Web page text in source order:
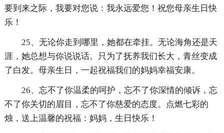
要到来之际，我要对您说：我永远爱您！祝您母亲生日快
乐！
25、无论你走到哪里，她都在牵挂。无论海角还是天
涯，她总想与你说说话。只为了抚养我们长大，青丝变成
了白发。母亲生日，一起祝福我们的妈妈幸福安康。
26、忘不了你温柔的呵护，忘不了你深情的倾诉，忘
不了你关切的眉目，忘不了你慈爱的态度。点燃七彩的
烛，送上温馨的祝福：妈妈，生日快乐！